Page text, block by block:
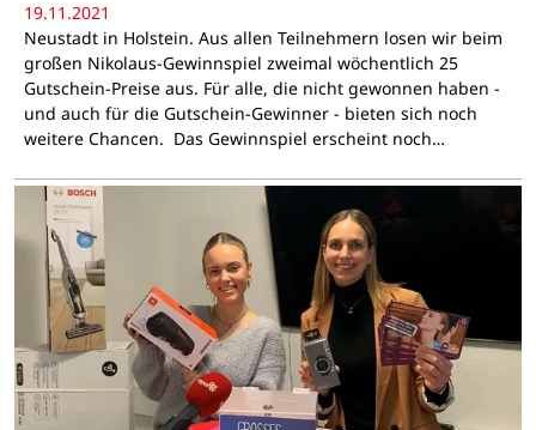
19.11.2021
Neustadt in Holstein. Aus allen Teilnehmern losen wir beim
großen Nikolaus-Gewinnspiel zweimal wöchentlich 25
Gutschein-Preise aus. Für alle, die nicht gewonnen haben -
und auch für die Gutschein-Gewinner - bieten sich noch
weitere Chancen. Das Gewinnspiel erscheint noch…